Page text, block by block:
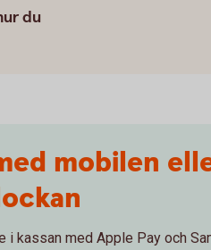
du
mobilen
i kassan med Apple Pay och